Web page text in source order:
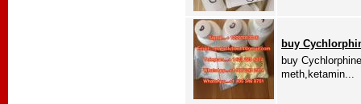
buy
buy
meth,ketamin...